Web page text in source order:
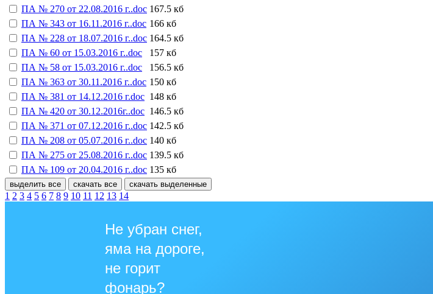
ПА № 270 от 22.08.2016 г..doc 167.5 кб
ПА № 343 от 16.11.2016 г..doc 166 кб
ПА № 228 от 18.07.2016 г..doc 164.5 кб
ПА № 60 от 15.03.2016 г..doc
157 кб
ПА № 58 от 15.03.2016 г..doc
156.5 кб
ПА № 363 от 30.11.2016 г..doc 150 кб
ПА № 381 от 14.12.2016 г.doc 148 кб
ПА № 420 от 30.12.2016г..doc 146.5 кб
ПА № 371 от 07.12.2016 г..doc 142.5 кб
ПА № 208 от 05.07.2016 г..doc 140 кб
ПА № 275 от 25.08.2016 г..doc 139.5 кб
ПА № 109 от 20.04.2016 г..doc 135 кб
выделить все скачать все скачать выделенные
1 2 3 4 5 6 7 8 9 10 11 12 13 14
Не убран снег,
яма на дороге,
не горит
фонарь?